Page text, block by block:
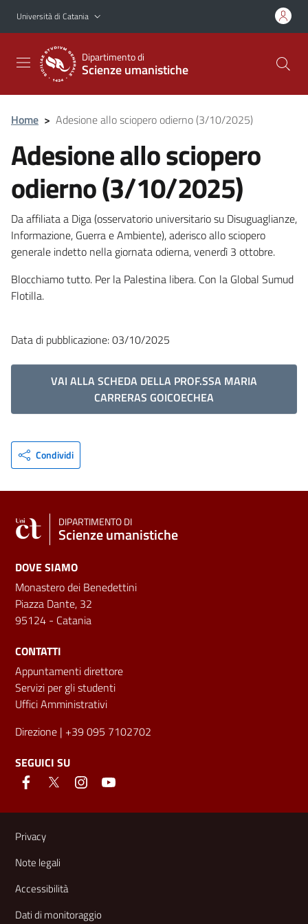
Vai al contenuto principale
Vai al menu di navigazione
Università di Catania
Dipartimento di
Scienze umanistiche
Home > Adesione allo sciopero odierno (3/10/2025)
Adesione allo sciopero
odierno (3/10/2025)
Da affiliata a Diga (osservatorio universitario su Disuguaglianze,
Informazione, Guerra e Ambiente), aderisco allo sciopero
generale indetto nella giornata odierna, venerdì 3 ottobre.
Blocchiamo tutto. Per la Palestina libera. Con la Global Sumud
Flotilla.
Data di pubblicazione: 03/10/2025
VAI ALLA SCHEDA DELLA PROF.SSA MARIA
CARRERAS GOICOECHEA
Condividi
DIPARTIMENTO DI
Scienze umanistiche
DOVE SIAMO
Monastero dei Benedettini
Piazza Dante, 32
95124 - Catania
CONTATTI
Appuntamenti direttore
Servizi per gli studenti
Uffici Amministrativi
Direzione | +39 095 7102702
SEGUICI SU
Link e informazioni utili
Privacy
Note legali
Accessibilità
Dati di monitoraggio